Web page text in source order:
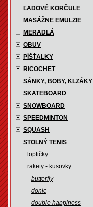
ĽADOVÉ KORČULE
MASÁŽNE EMULZIE
MERADLÁ
OBUV
PÍŠŤALKY
RICOCHET
SÁNKY, BOBY, KLZÁKY
SKATEBOARD
SNOWBOARD
SPEEDMINTON
SQUASH
STOLNÝ TENIS
loptičky
rakety - kusovky
butterfly
donic
double happiness